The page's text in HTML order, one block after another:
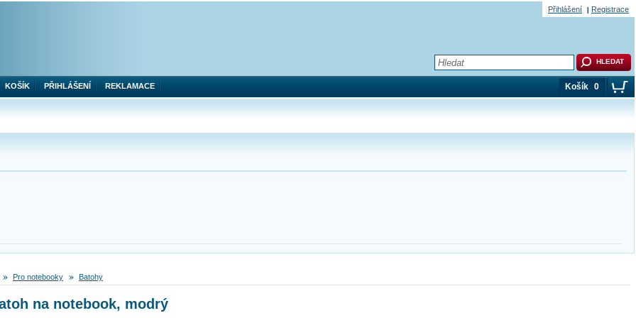
Pro notebooky Batohy
na notebook, modrý
KOŠÍK PŘIHLÁŠENÍ REKLAMACE Košík 0
Přihlášení Registrace